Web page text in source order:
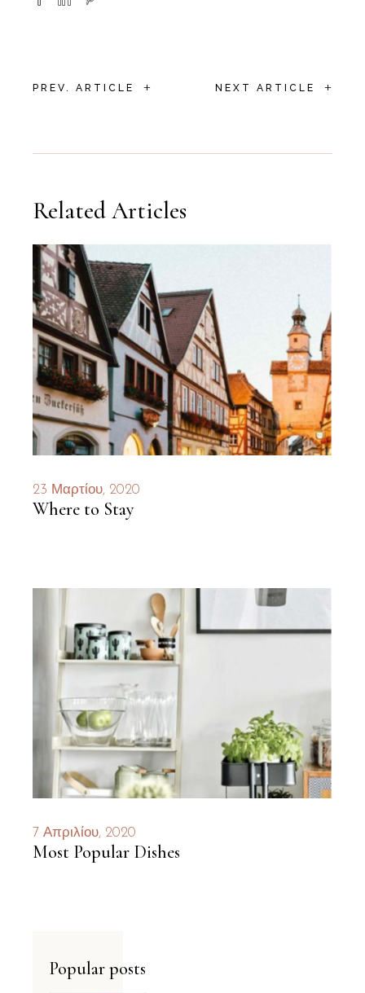
PREV. ARTICLE + NEXT ARTICLE +
Related Articles
23 Μαρτίου, 2020
Where to Stay
7 Απριλίου, 2020
Most Popular Dishes
Popular posts